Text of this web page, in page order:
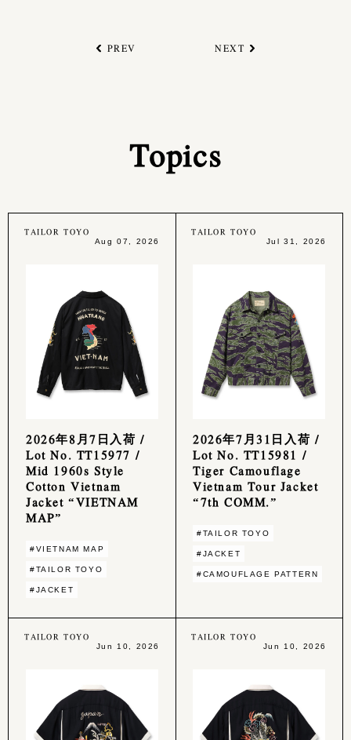
PREV NEXT
Topics
TAILOR TOYO
Aug 07, 2026
2026年8月7日入荷 /
Lot No. TT15977 /
Mid 1960s Style
Cotton Vietnam
Jacket “VIETNAM
MAP”
#VIETNAM MAP
#TAILOR TOYO
#JACKET
TAILOR TOYO
Jul 31, 2026
2026年7月31日入荷 /
Lot No. TT15981 /
Tiger Camouflage
Vietnam Tour Jacket
“7th COMM.”
#TAILOR TOYO
#JACKET
#CAMOUFLAGE PATTERN
TAILOR TOYO
Jun 10, 2026
TAILOR TOYO
Jun 10, 2026